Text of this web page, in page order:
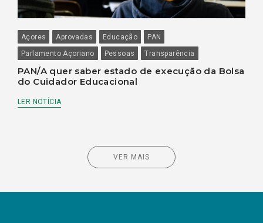
Açores Aprovadas Educação
PAN
Parlamento Açoriano
Pessoas Transparência
PAN/A quer saber estado de execução da Bolsa
do Cuidador Educacional
LER NOTÍCIA
VER MAIS